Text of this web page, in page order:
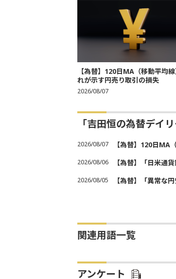
【為替】120日MA（移動平均
れが示す円売り取引の損失
2026/08/07
「吉田恒の為替デイ
2026/08/07 【為替】120日MA
2026/08/06 【為替】「日米通
2026/08/05 【為替】「異常な
関連用語一覧
アンケート